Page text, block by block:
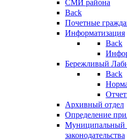
СМИ района
Back
Почетные
Информатизация
Back
Бережливый
Back
Архивный отдел
Определение
Муниципальный
законодательства